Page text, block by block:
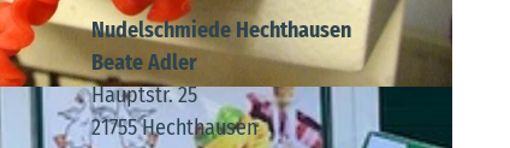
Nudelschmiede Hechthausen
Beate Adler
Hauptstr. 25
21755Hechthausen